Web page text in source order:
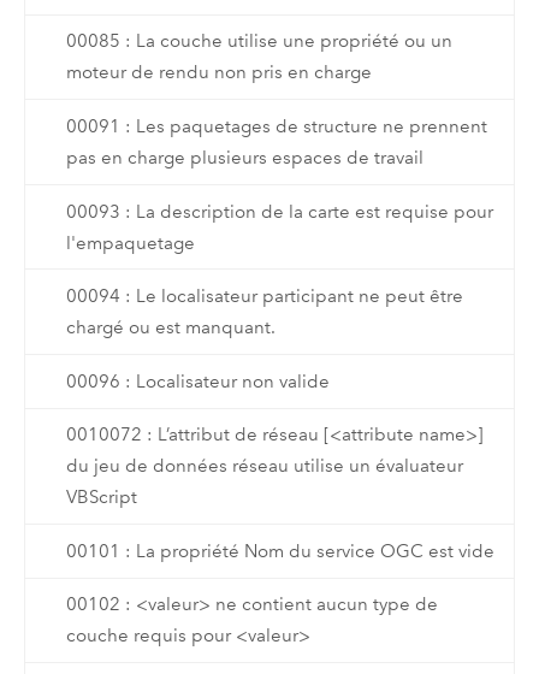
00085 : La couche utilise une propriété ou un
moteur de rendu non pris en charge
00091 : Les paquetages de structure ne prennent
pas en charge plusieurs espaces de travail
00093 : La description de la carte est requise pour
l'empaquetage
00094 : Le localisateur participant ne peut être
chargé ou est manquant.
00096 : Localisateur non valide
0010072 : L’attribut de réseau [<attribute name>]
du jeu de données réseau utilise un évaluateur
VBScript
00101 : La propriété Nom du service OGC est vide
00102 : <valeur> ne contient aucun type de
couche requis pour <valeur>